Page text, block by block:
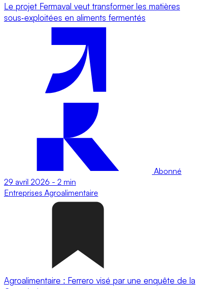
Le projet Fermaval veut transformer les matières
sous‑exploitées en aliments fermentés
Abonné
29 avril 2026 - 2 min
Entreprises Agroalimentaire
Agroalimentaire : Ferrero visé par une enquête de la